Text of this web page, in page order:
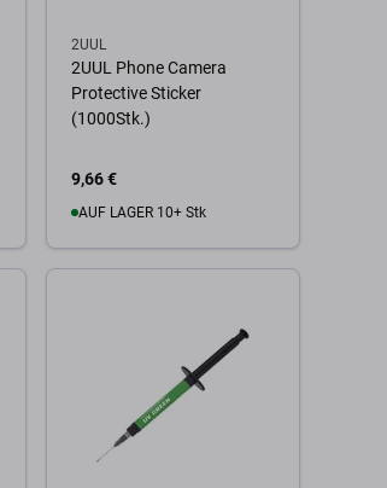
2UUL
2UUL Phone Camera
Protective Sticker
(1000Stk.)
9,66 €
AUF LAGER 10+ Stk